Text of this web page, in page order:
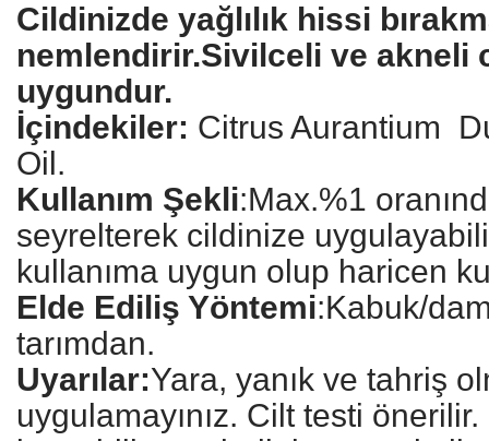
Cildinizde yağlılık hissi
nemlendirir.Sivilceli ve akneli
uygundur.
İçindekiler: Citrus Aurantium
Oil.
Kullanım Şekli:Max.%1
seyrelterek cildinize
kullanıma uygun olup haricen
Elde Ediliş Yöntemi:Kabuk/
tarımdan.
Uyarılar:Yara, yanık ve tahriş
uygulamayınız. Cilt testi